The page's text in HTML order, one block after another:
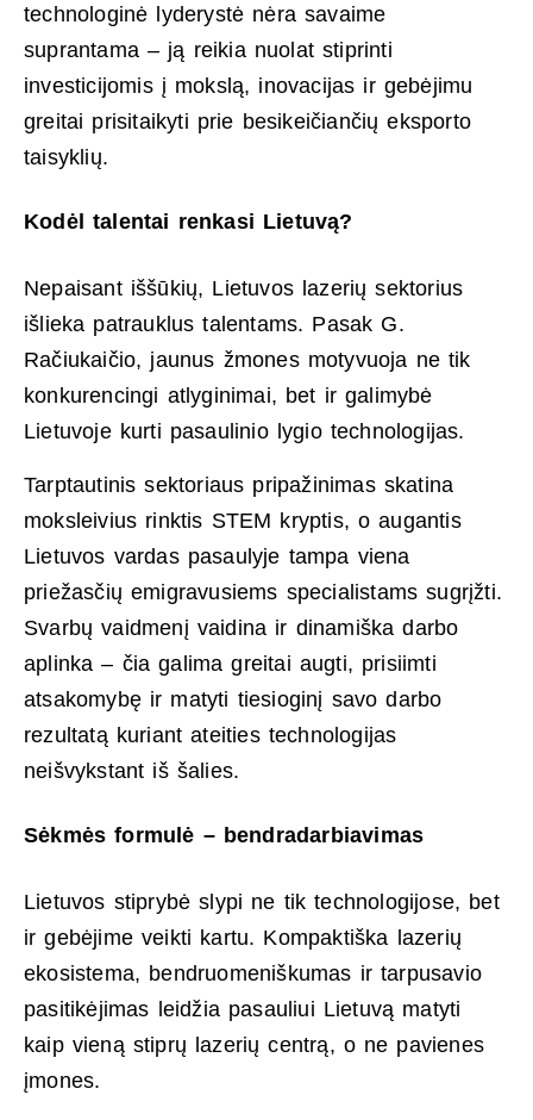
technologinė lyderystė nėra savaime
suprantama – ją reikia nuolat stiprinti
investicijomis į mokslą, inovacijas ir gebėjimu
greitai prisitaikyti prie besikeičiančių eksporto
taisyklių.
Kodėl talentai renkasi Lietuvą?
Nepaisant iššūkių, Lietuvos lazerių sektorius
išlieka patrauklus talentams. Pasak G.
Račiukaičio, jaunus žmones motyvuoja ne tik
konkurencingi atlyginimai, bet ir galimybė
Lietuvoje kurti pasaulinio lygio technologijas.
Tarptautinis sektoriaus pripažinimas skatina
moksleivius rinktis STEM kryptis, o augantis
Lietuvos vardas pasaulyje tampa viena
priežasčių emigravusiems specialistams sugrįžti.
Svarbų vaidmenį vaidina ir dinamiška darbo
aplinka – čia galima greitai augti, prisiimti
atsakomybę ir matyti tiesioginį savo darbo
rezultatą kuriant ateities technologijas
neišvykstant iš šalies.
Sėkmės formulė – bendradarbiavimas
Lietuvos stiprybė slypi ne tik technologijose, bet
ir gebėjime veikti kartu. Kompaktiška lazerių
ekosistema, bendruomeniškumas ir tarpusavio
pasitikėjimas leidžia pasauliui Lietuvą matyti
kaip vieną stiprų lazerių centrą, o ne pavienes
įmones.